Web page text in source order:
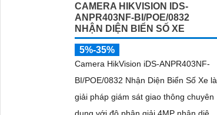
CAMERA HIKVISION IDS-
ANPR403NF-BI/POE/0832
NHẬN DIỆN BIỂN SỐ XE
5%-35%
Camera HikVision iDS-ANPR403NF-
BI/POE/0832 Nhận Diện Biển Số Xe là
giải pháp giám sát giao thông chuyên